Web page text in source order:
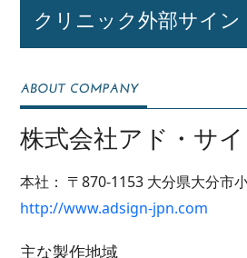
クリニック外部サイン
株式会社アド・サ
本社： 〒870-1153 大分県大分市
http://www.adsign-jpn.com
主な製作地域